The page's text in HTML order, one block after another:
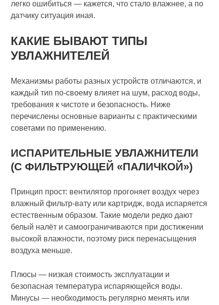
легко ошибиться — кажется, что стало влажнее, а по
датчику ситуация иная.
КАКИЕ БЫВАЮТ ТИПЫ
УВЛАЖНИТЕЛЕЙ
Механизмы работы разных устройств отличаются, и
каждый тип по-своему влияет на шум, расход воды,
требования к чистоте и безопасность. Ниже
перечислены основные варианты с практическими
советами по применению.
ИСПАРИТЕЛЬНЫЕ УВЛАЖНИТЕЛИ
(С ФИЛЬТРУЮЩЕЙ «ПАЛИЧКОЙ»)
Принцип прост: вентилятор прогоняет воздух через
влажный фильтр-вату или картридж, вода испаряется
естественным образом. Такие модели редко дают
белый налёт и самоограничиваются при достижении
высокой влажности, поэтому риск перенасыщения
воздуха меньше.
Плюсы — низкая стоимость эксплуатации и
безопасная температура испаряющейся воды.
Минусы — необходимость регулярно менять или